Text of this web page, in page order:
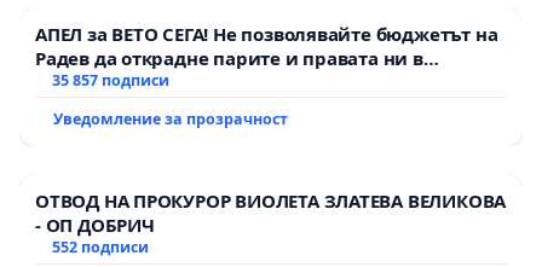
АПЕЛ за ВЕТО СЕГА! Не позволявайте бюджетът на
Радев да открадне парите и правата ни в
тъмното
35 857 подписи
Уведомление за прозрачност
ОТВОД НА ПРОКУРОР ВИОЛЕТА ЗЛАТЕВА ВЕЛИКОВА
- ОП ДОБРИЧ
552 подписи